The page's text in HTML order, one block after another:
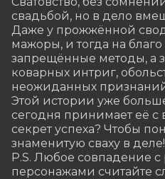
свадьбой, но в дело
Даже у прожжённой
мажоры, и тогда на
запрещённые методы, а
коварных интриг,
неожиданных
Этой истории уже
сегодня принимает её с
секрет успеха? Чтобы
знаменитую сваху в деле!
P.S. Любое совпадение
персонажами считайте